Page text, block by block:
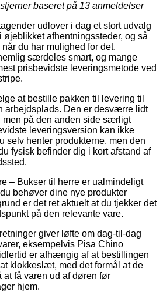
baseret på 13 anmeldelser
udlover i dag et stort udvalg
øjeblikket afhentningssteder, og så
du har mulighed for det.
særdeles smart, og mange
prisbevidste leveringsmetode ved
at bestille pakken til levering til
arbejdsplads. Den er desværre lidt
men på den anden side særligt
leveringsversion kan ikke
selv henter produkterne, men den
fysisk befinder dig i kort afstand af
– Bukser til herre er ualmindeligt
behøver dine nye produkter
er det ret aktuelt at du tjekker det
på den relevante vare.
giver løfte om dag-til-dag
eksempelvis Pisa Chino
er afhængig af at bestillingen
klokkeslæt, med det formål at de
at få varen ud af døren før
hjem.